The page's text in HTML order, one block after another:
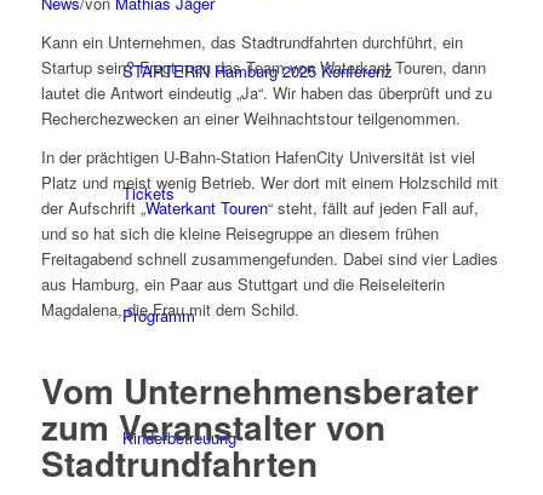
STARTERiN Hamburg 2025 Konferenz
Tickets
Programm
Kinderbetreuung
Kann ein Unternehmen, das Stadtrundfahrten durchführt, ein
Startup sein? Fragt man das Team von Waterkant Touren, dann
lautet die Antwort eindeutig „Ja“. Wir haben das überprüft und zu
Recherchezwecken an einer Weihnachtstour teilgenommen.
In der prächtigen U-Bahn-Station HafenCity Universität ist viel
Platz und meist wenig Betrieb. Wer dort mit einem Holzschild mit
der Aufschrift „Waterkant Touren“ steht, fällt auf jeden Fall auf,
und so hat sich die kleine Reisegruppe an diesem frühen
Freitagabend schnell zusammengefunden. Dabei sind vier Ladies
aus Hamburg, ein Paar aus Stuttgart und die Reiseleiterin
Magdalena, die Frau mit dem Schild.
Vom Unternehmensberater
zum Veranstalter von
Stadtrundfahrten